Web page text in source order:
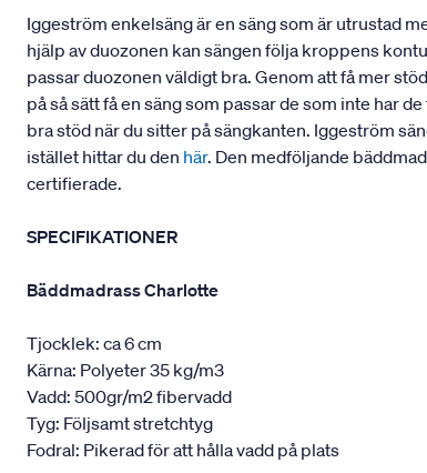
Iggeström enkelsäng är en säng som är utrustad
hjälp av duozonen kan sängen följa kroppens
passar duozonen väldigt bra. Genom att få mer
på så sätt få en säng som passar de som inte har
bra stöd när du sitter på sängkanten. Iggeström
istället hittar du den här. Den medföljande
certifierade.
SPECIFIKATIONER
Bäddmadrass Charlotte
Tjocklek: ca 6 cm
Kärna: Polyeter 35 kg/m3
Vadd: 500gr/m2 fibervadd
Tyg: Följsamt stretchtyg
Fodral: Pikerad för att hålla vadd på plats